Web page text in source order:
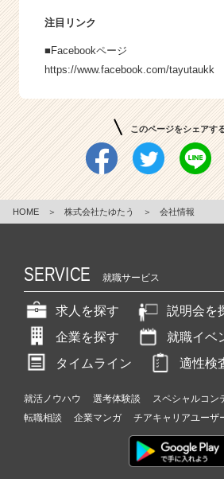
注目リンク
■Facebookページ
https://www.facebook.com/tayutaukk
このページをシェアす
HOME ＞ 株式会社たゆたう ＞ 会社情報
SERVICE 就職サービス
求人を探す
説明会を
企業を探す
就職イベ
タイムライン
適性検
就活ノウハウ 選考体験談 スペシャルコン
転職相談
企業マンガ チアキャリアユーザ